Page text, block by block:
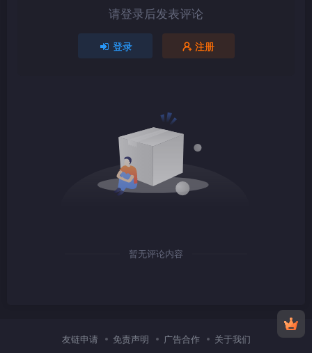
1080P TS
1080P TS
1080P
请登录后发表评论
登录 注册
暂无评论内容
友链申请 免责声明 广告合作 关于我们